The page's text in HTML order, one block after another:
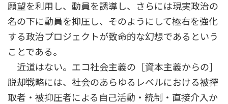
願望を利用し、動員を誘導し、さらには現実政治の
名の下に動員を抑圧し、そのようにして極右を強化
する政治プロジェクトが致命的な幻想であるという
ことである。
近道はない。エコ社会主義の［資本主義からの］
脱却戦略には、社会のあらゆるレベルにおける被搾
取者・被抑圧者による自己活動・統制・直接介入か